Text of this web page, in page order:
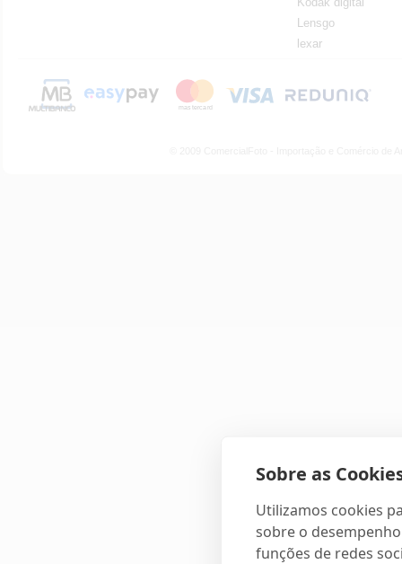
Sobre as
Utilizamos cookies
sobre o
funções de redes
Lensgo
lexar